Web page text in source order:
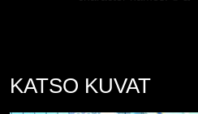
KATSO KUVAT